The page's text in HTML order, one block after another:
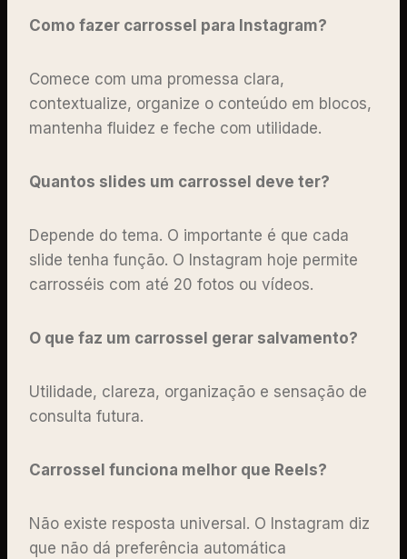
Como fazer carrossel para Instagram?
Comece com uma promessa clara,
contextualize, organize o conteúdo em blocos,
mantenha fluidez e feche com utilidade.
Quantos slides um carrossel deve ter?
Depende do tema. O importante é que cada
slide tenha função. O Instagram hoje permite
carrosséis com até 20 fotos ou vídeos.
O que faz um carrossel gerar salvamento?
Utilidade, clareza, organização e sensação de
consulta futura.
Carrossel funciona melhor que Reels?
Não existe resposta universal. O Instagram diz
que não dá preferência automática